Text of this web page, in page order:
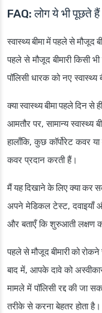
FAQ: लोग ये भी पूछते हैं
स्वास्थ्य बीमा में पहले से मौजूद
पहले से मौजूद बीमारी किसी भी
पॉलिसी धारक को नए
क्या स्वास्थ्य बीमा पहले दिन से
आमतौर पर, सामान्य स्वास्थ्य
हालाँकि, कुछ कॉर्पोरेट कवर
कवर प्रदान करती हैं।
मैं यह दिखाने के लिए क्या कर
अपने मेडिकल टेस्ट, दवाइयाँ
और बताएँ कि शुरुआती लक्षण
पहले से मौजूद बीमारी को रोकने
बाद में, आपके दावे को
मामले में पॉलिसी रद्द की जा
तरीके से करना बेहतर होता है।